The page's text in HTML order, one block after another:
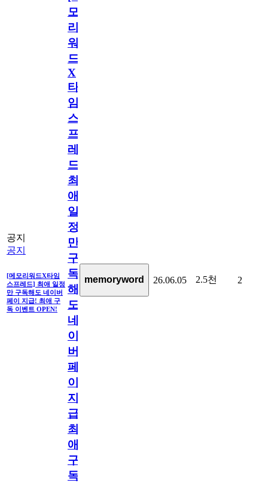
공지
공지
[메모리워드X타임
스프레드] 최애 일정
만 구독해도 네이버
페이 지급! 최애 구
독 이벤트 OPEN!
모
리
워
드
X
타
임
스
프
레
드]
최
애
일
정
만
구
독
해
도
네
이
버
페
이
지
급!
최
애
구
독
memoryword 26.06.05 2.5천 2